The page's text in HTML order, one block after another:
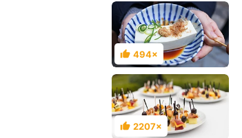
Hodnocení
494×
Hodnocení
2207×